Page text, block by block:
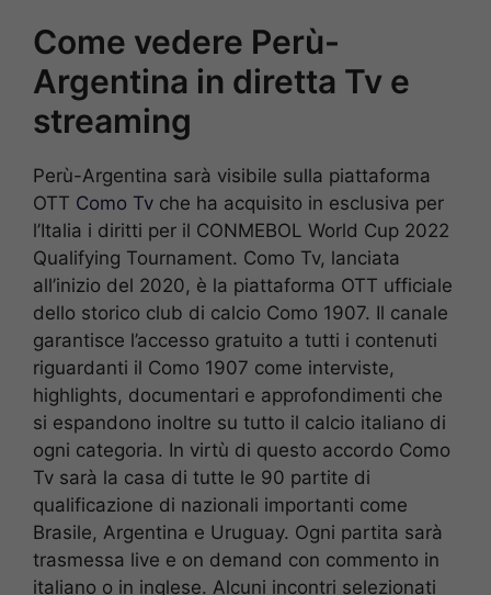
Come vedere Perù-
Argentina in diretta Tv e
streaming
Perù-Argentina sarà visibile sulla piattaforma
OTT Como Tv che ha acquisito in esclusiva per
l’Italia i diritti per il CONMEBOL World Cup 2022
Qualifying Tournament. Como Tv, lanciata
all’inizio del 2020, è la piattaforma OTT ufficiale
dello storico club di calcio Como 1907. Il canale
garantisce l’accesso gratuito a tutti i contenuti
riguardanti il Como 1907 come interviste,
highlights, documentari e approfondimenti che
si espandono inoltre su tutto il calcio italiano di
ogni categoria. In virtù di questo accordo Como
Tv sarà la casa di tutte le 90 partite di
qualificazione di nazionali importanti come
Brasile, Argentina e Uruguay. Ogni partita sarà
trasmessa live e on demand con commento in
italiano o in inglese. Alcuni incontri selezionati